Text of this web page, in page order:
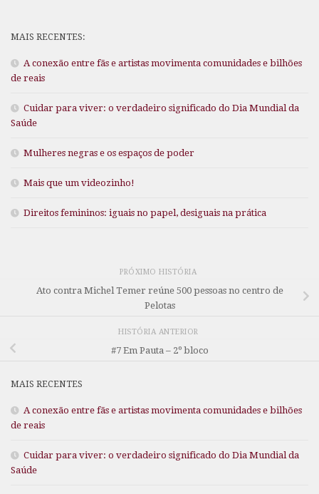
MAIS RECENTES:
A conexão entre fãs e artistas movimenta comunidades e bilhões
de reais
Cuidar para viver: o verdadeiro significado do Dia Mundial da
Saúde
Mulheres negras e os espaços de poder
Mais que um videozinho!
Direitos femininos: iguais no papel, desiguais na prática
PRÓXIMO HISTÓRIA
Ato contra Michel Temer reúne 500 pessoas no centro de
Pelotas
HISTÓRIA ANTERIOR
#7 Em Pauta – 2º bloco
MAIS RECENTES
A conexão entre fãs e artistas movimenta comunidades e bilhões
de reais
Cuidar para viver: o verdadeiro significado do Dia Mundial da
Saúde